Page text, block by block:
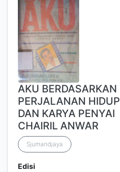
AKU BERDASARKAN
PERJALANAN HIDUP
DAN KARYA PENYAI
CHAIRIL ANWAR
Sjumandjaya
Edisi